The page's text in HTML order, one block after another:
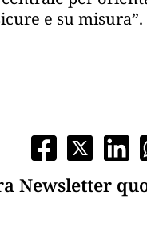
e su misura”.
Newsletter